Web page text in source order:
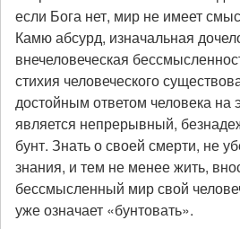
если Бога нет, мир не имеет
Камю абсурд, изначальная
внечеловеческая
стихия человеческого
достойным ответом человека на
является непрерывный,
бунт. Знать о своей смерти, не
знания, и тем не менее жить,
бессмысленный мир свой
уже означает «бунтовать».